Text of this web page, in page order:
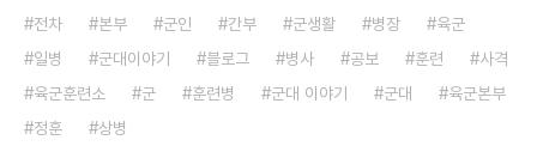
전차
본부 군인 간부 군생활 병장
육군
일병
군대이야기 블로그 병사 공보 훈련
사격
육군훈련소
군 훈련병 군대 이야기 군대
육군본부
정훈
상병